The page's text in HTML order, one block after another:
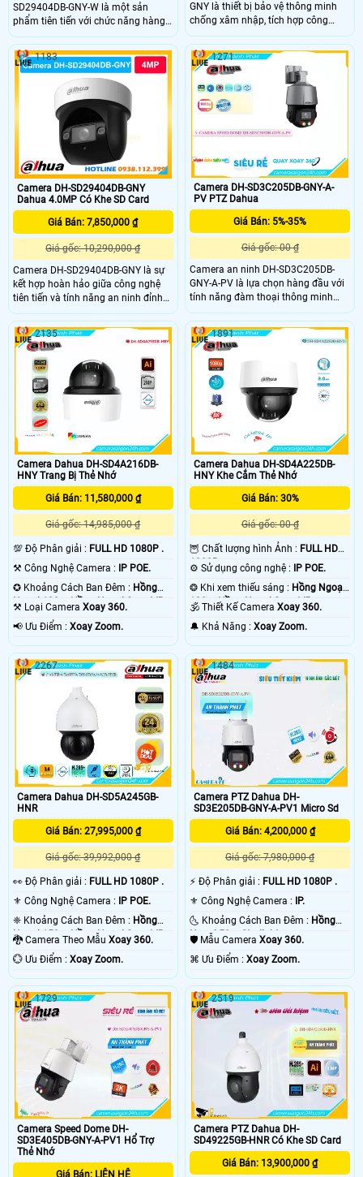
SD29404DB-GNY-W là một sản
phẩm tiên tiến với chức năng hàng
rào ảo và bảo bệ vành đai. Được
cấp nguồn qua dây mạng, camera
này còn tích hợp chức năng nhận
diện khuôn mặt thông minh. Với
tính năng cải thiện khả năng giám
sát và bảo vệ, sản phẩm này phù
hợp cho việc sử dụng trong các hệ
thống an ninh hiện đại.
GNY là thiết bị bảo vệ thông minh
chống xâm nhập, tích hợp công
nghệ AI nhận diện khuôn mặt, chất
lượng hình ảnh sắc nét 2.0 MP FULL
HD 1080P. Với khả năng phát hiện
người, hồng ngoại Smart IR và
chống ngược sáng DWDR, camera
này phù hợp cho giám sát từ xa và
xử lý hình ảnh thiếu sáng
Camera DH-SD29404DB-GNY
Dahua 4.0MP Có Khe SD Card
Giá Bán: 7,850,000 ₫
Giá gốc: 10,290,000 ₫
Camera DH-SD29404DB-GNY là sự
kết hợp hoàn hảo giữa công nghệ
tiên tiến và tính năng an ninh đỉnh
cao. Với tinh năng Tripwire hàng rào
ảo và Intrusion (chống xâm nhập)
cùng cấp nguồn qua dây mạng, sản
phẩm giúp giám sát hiệu quả và
chính xác
1183
Camera DH-SD3C205DB-GNY-A-
PV PTZ Dahua
Giá Bán: 5%-35%
Giá gốc: 00 ₫
Camera an ninh DH-SD3C205DB-
GNY-A-PV là lựa chọn hàng đầu với
tính năng đàm thoại thông minh
qua micro và loa trên camera. Với
cấp nguồn qua dây mạng, thiết bị
này chuyên dụng với chế độ riêng tư
khanh vùng, khả năng chống ngược
sáng DWDR 120db và xem ban đêm
full color trong khoảng cách 30m
1271
Camera Dahua DH-SD4A216DB-
HNY Trang Bị Thẻ Nhớ
Giá Bán: 11,580,000 ₫
Giá gốc: 14,985,000 ₫
💯 Độ Phân giải : FULL HD 1080P .
⚒ Công Nghệ Camera :
IP POE.
✪ Khoảng Cách Ban Đêm : Hồng
Ngoại 100m Hồng Ngoại Smart IR.
⚒ Loại Camera Xoay 360.
️📢 Ưu Điểm : Xoay Zoom.
2135
Camera Dahua DH-SD4A225DB-
HNY Khe Cắm Thẻ Nhớ
Giá Bán: 30%
Giá gốc: 00 ₫
🦉 Chất lượng hình Ảnh : FULL HD
1080P .
⚙ Sử dụng công nghệ :
IP POE.
❂ Khi xem thiếu sáng : Hồng Ngoại
100m Hồng Ngoại Smart IR.
🕉️ Thiết Kế CameraXoay 360.
️🔔 Khả Năng :Xoay Zoom.
1891
Camera Dahua DH-SD5A245GB-
HNR
Giá Bán: 27,995,000 ₫
Giá gốc: 39,992,000 ₫
️👀 Độ Phân giải : FULL HD 1080P .
⚜️ Công Nghệ Camera : IP POE.
❈ Khoảng Cách Ban Đêm : Hồng
Ngoại 150m Hồng Ngoại Smart IR.
🐉️ Camera Theo Mẫu Xoay 360.
️💮 Ưu Điểm : Xoay Zoom.
2267
Camera PTZ Dahua DH-
SD3E205DB-GNY-A-PV1 Micro Sd
Giá Bán: 4,200,000 ₫
Giá gốc: 7,980,000 ₫
️⚡ Độ Phân giải : FULL HD 1080P .
⚜️ Công Nghệ Camera : IP.
🌜 Khoảng Cách Ban Đêm : Hồng
Ngoại 50m Starlight.
🛡 Mẫu CameraXoay 360.
️⌘ Ưu Điểm :Xoay Zoom.
1484
Camera Speed Dome DH-
SD3E405DB-GNY-A-PV1 Hổ Trợ
Thẻ Nhớ
Giá Bán: LIÊN HỆ
1729
Camera PTZ Dahua DH-
SD49225GB-HNR Có Khe SD Card
Giá Bán: 13,900,000 ₫
2519